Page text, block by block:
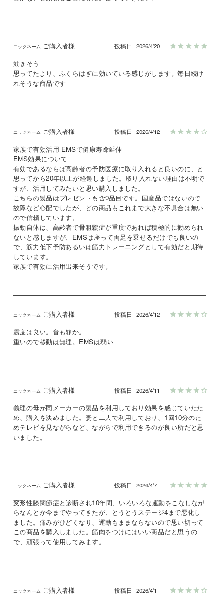
ご購入者様 投稿日 2026/4/20
効きそう
思ってたより、ふくらはぎに効いている感じがします。毎日続け
れそうな商品です
ご購入者様 投稿日 2026/4/12
家族で有効活用 EMSで健康寿命延伸
EMS効果について
有効であるならば高齢者の予防医療に取り入れると良いのに、と
思ってから20年以上が経過しました。取り入れない理由は不明で
すが、活用してみたいと思い購入しました。
こちらの製品はプレゼントも含9品目です。国産品ではないので
故障など心配でしたが、どの商品もこれまで大きな不具合は無い
ので信頼しています。
振動自体は、高齢者で骨粗鬆症が重度であれば積極的に勧められ
ないと感じますが、EMSは座って両足を乗せるだけでも良いの
で、筋力低下予防あるいは筋力トレーニングとして有効だと期待
しています。
ご購入者様 投稿日 2026/4/12
震度は良い。音も静か。
重いので移動は無理。EMSは弱い
ご購入者様 投稿日 2026/4/11
義理の母が同メーカーの製品を利用しており効果を感じていたた
め、購入を決めました。妻と二人で利用しており、1回10分のた
めテレビを見ながらなど、ながらで利用できるのが良い所だと思
いました。
ご購入者様 投稿日 2026/4/7
変形性膝関節症と診断され10年間、いろいろな運動をこなしなが
らなんとか今までやってきたが、とうとうステージ4まで悪化し
ました。痛みがひどくなり、運動もままならないので思い切って
この商品を購入しました。筋肉をつけにはいい商品だと思うの
で、頑張って使用してみます。
ご購入者様 投稿日 2026/4/1